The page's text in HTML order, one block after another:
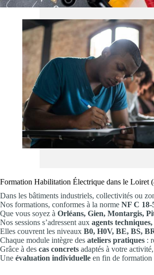
Formation Habilitation Électrique dans le Loiret
Dans les bâtiments industriels, collectivités ou
Nos formations, conformes à la norme NF C 18-
Que vous soyez à Orléans, Gien, Montargis,
Nos sessions s’adressent aux agents
Elles couvrent les niveaux B0, H0V, BE, BS,
Chaque module intègre des ateliers pratiques :
Grâce à des cas concrets adaptés à votre
Une évaluation individuelle en fin de formation